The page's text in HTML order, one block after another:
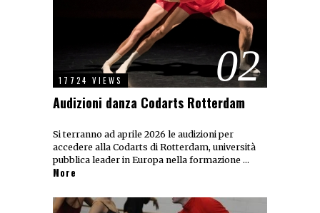
02
17724 VIEWS
Audizioni danza Codarts Rotterdam
Si terranno ad aprile 2026 le audizioni per
accedere alla Codarts di Rotterdam, università
pubblica leader in Europa nella formazione …
More